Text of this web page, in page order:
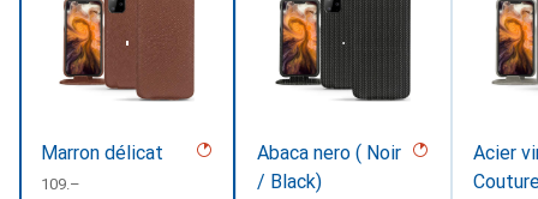
Marron délicat
CHF
109.–
Abaca nero ( Noir
/ Black)
Acier